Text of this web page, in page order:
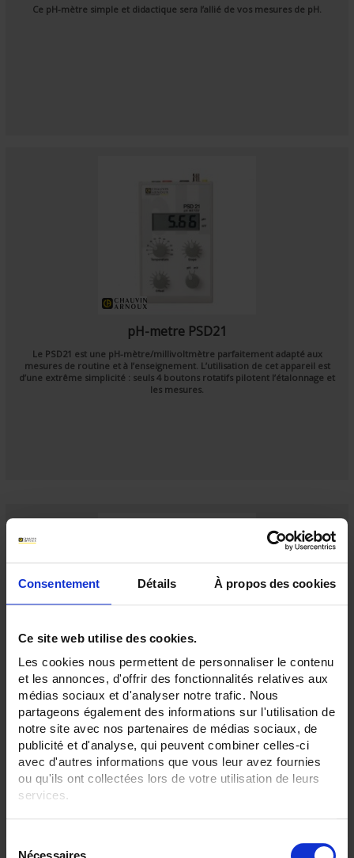
Consentement Détails À propos des cookies
Ce site web utilise des cookies.
Les cookies nous permettent de personnaliser le contenu
et les annonces, d'offrir des fonctionnalités relatives aux
médias sociaux et d'analyser notre trafic. Nous
partageons également des informations sur l'utilisation de
notre site avec nos partenaires de médias sociaux, de
publicité et d'analyse, qui peuvent combiner celles-ci
avec d'autres informations que vous leur avez fournies
ou qu'ils ont collectées lors de votre utilisation de leurs
services.
Ce pH-mètre simple et didactique sera l’allié de vos mesures de pH.
pH-metre PSD21
Le PSD21 est une pH-mètre/millivoltmètre parfaitement adapté aux
mesures de routine et à l’enseignement. L’utilisation de cet appareil est
d’une extrême simplicité : seuls 4 boutons rotatifs pilotent l’étalonnage et
les mesures.
pH-metre PPD26
Le pH-mètre/millivoltmètre PPD26 est parfaitement adapté aux mesures de
routine et à l’enseignement. L’utilisation de cet appareil est d’une extrême
simplicité : seuls 4 boutons rotatifs pilotent l’étalonnage et les mesures.